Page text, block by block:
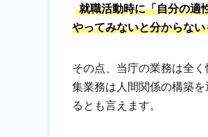
就職活動時に「自分の適
やってみないと分からな
その点、当庁の業務は全
集業務は人間関係の構築
るとも言えます。